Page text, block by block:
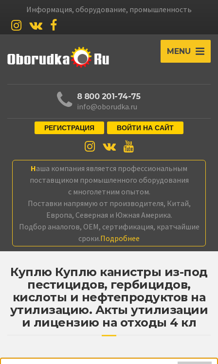
Информация, оборудование, промышленность
MENU
8 800 201-74-75
info@oborudka.ru
РЕГИСТРАЦИЯ ВОЙТИ НА САЙТ
Наша компания является профессиональным
поставщиком промышленного оборудования
с многолетним опытом.
Поставки напрямую от производителя, Китай,
Европа, Северная и Южная Америка.
Подбор аналогов, OEM, сертификация, кратчайшие
сроки.Подробнее
Куплю Куплю канистры из-под
пестицидов, гербицидов,
кислоты и нефтепродуктов на
утилизацию. Акты утилизации
и лицензию на отходы 4 кл